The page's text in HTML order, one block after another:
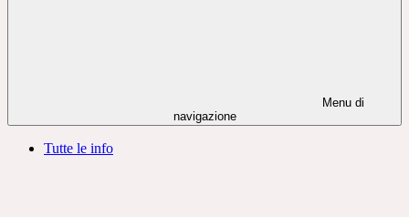
Menu di
navigazione
Tutte le info